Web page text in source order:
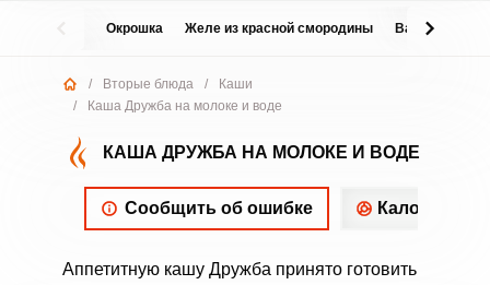
Окрошка Желе из красной смородины Варенье из
/ Вторые блюда /
Каши
/
Каша Дружба на молоке и воде
КАША ДРУЖБА НА МОЛОКЕ И ВОДЕ
Сообщить об ошибке
Аппетитную кашу Дружба принято готовить